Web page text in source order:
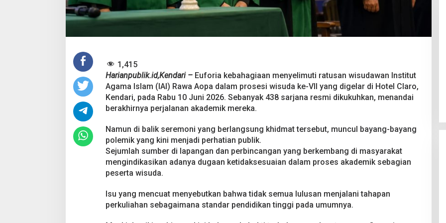
n
g
a
u
u
s
a
d
n
D
u
g
n
P
1,415
Harianpublik.id,Kendari –Euforia kebahagiaan menyelimuti ratusan wisudawan Institut
Agama Islam (IAI) Rawa Aopa dalam prosesi wisuda ke-VII yang digelar di Hotel Claro,
Kendari, pada Rabu 10 Juni 2026. Sebanyak 438 sarjana resmi dikukuhkan, menandai
berakhirnya perjalanan akademik mereka.
Namun di balik seremoni yang berlangsung khidmat tersebut, muncul bayang-bayang
polemik yang kini menjadi perhatian publik.
Sejumlah sumber di lapangan dan perbincangan yang berkembang di masyarakat
mengindikasikan adanya dugaan ketidaksesuaian dalam proses akademik sebagian
peserta wisuda.
Isu yang mencuat menyebutkan bahwa tidak semua lulusan menjalani tahapan
perkuliahan sebagaimana standar pendidikan tinggi pada umumnya.
Pesta Pernikahan Berakhir
Mencekam, Mahasiswa Ditikam
Badik Usai Cekcok saat Pesta
Miras
Di Kriminal | 29 Juni 2026